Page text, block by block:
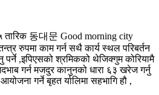
तारिक 동대문 Good morning city
रुपमा काम गर्न सथै कार्य स्थल परिबर्तन
पर्ने ,इपिएसको श्रमिकको थेजिक्गुम कोरियामै
गर्न मजदुर कानुनको धारा ६३ खरेज गर्नु
गर्ने बृहत र्यालिमा सहभागि हौ ,